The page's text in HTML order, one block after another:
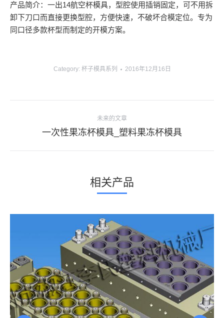
产品简介：一出14航空杯模具，型腔使用插销固定，可不用拆
卸下刀口而直接更换型腔，方便快速，不破坏合模定位。专为
同口径多款杯型而制定的开模方案。
Category: 杯子模具系列 2016年12月16日
导
未来的文章
下
目：
一次性果冻杯模具_塑料果冻杯模具
相关产品